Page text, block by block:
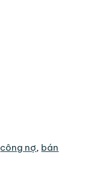
công nợ, bán